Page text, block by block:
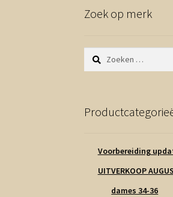
Zoek op merk
Zoeken
naar:
Voorbereiding
UITVERKOOP
dames 34-36